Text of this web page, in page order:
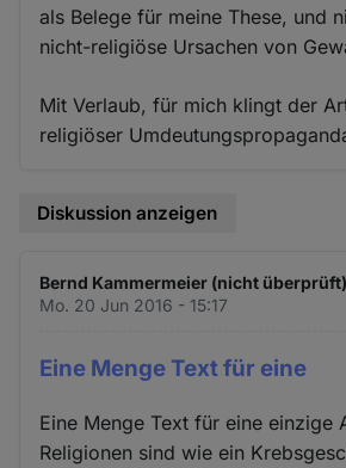
als Belege für meine These, und
nicht-religiöse Ursachen von
Mit Verlaub, für mich klingt der
religiöser
Diskussion anzeigen
Bernd Kammermeier (nicht überprüft)
Mo. 20 Jun 2016 - 15:17
Eine Menge Text für eine
Eine Menge Text für eine einzige
Religionen sind wie ein